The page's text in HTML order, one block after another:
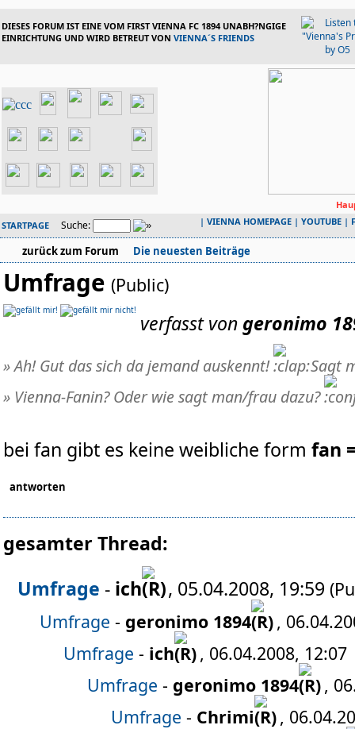
DIESES FORUM IST EINE VOM FIRST VIENNA FC 1894 UNABH?NGIGE
EINRICHTUNG UND WIRD BETREUT VON VIENNA´S FRIENDS
STARTPAGE
Suche: | VIENNA HOMEPAGE | YOUTUBE |
zurück zum Forum Die neuesten Beiträge
Umfrage (Public)
verfasst von geronimo
» Ah! Gut das sich da jemand auskennt!
Sagt
» Vienna-Fanin? Oder wie sagt man/frau dazu?
bei fan gibt es keine weibliche form fan
antworten
gesamter Thread:
Umfrage - ich , 05.04.2008, 19:59
Umfrage - geronimo 1894
,
Umfrage - ich
, 06.04.2008, 12:07
Umfrage - geronimo 1894
,
Umfrage - Chrimi
,